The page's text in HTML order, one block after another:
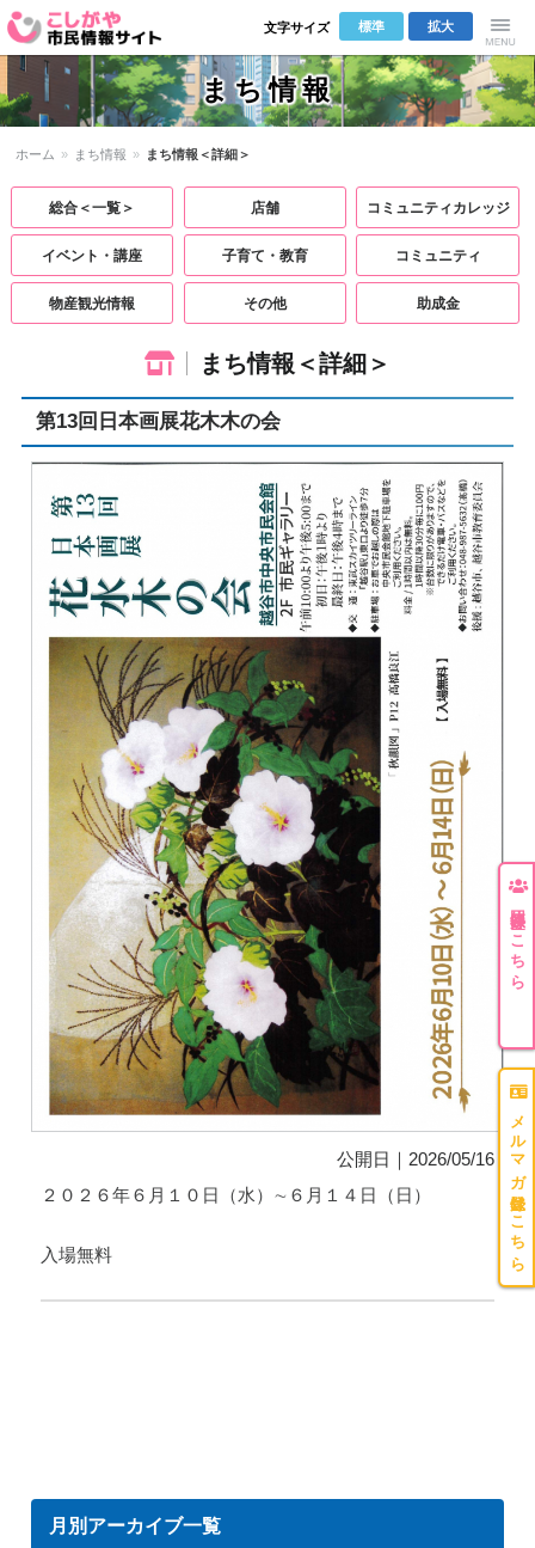
こしがや市
民情報サイ
ト
Menu
拡大
標準
文字サイズ
まち情報
ホーム » まち情報 » まち情報＜詳細＞
総合＜一覧＞ 店舗 コミュニティカレッジ
イベント・講座 子育て・教育 コミュニティ
物産観光情報 その他 助成金
まち情報＜詳細＞
第13回日本画展花木木の会
公開日｜2026/05/16
２０２６年６月１０日（水）∼６月１４日（日）
入場無料
月別アーカイブ一覧
団体登録はこちら
メルマガ登録はこちら